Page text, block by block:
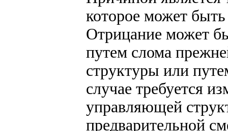
которое может
Отрицание может
путем слома
структуры или
случае требуется
управляющей
предварительной